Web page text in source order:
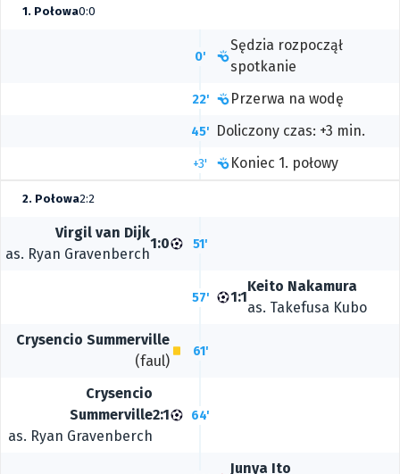
1. Połowa0:0
0'
Sędzia rozpoczął
spotkanie
22' Przerwa na wodę
45' Doliczony czas: +3 min.
+3' Koniec 1. połowy
2. Połowa2:2
1:0
Virgil van Dijk
as. Ryan Gravenberch
51'
57' 1:1
Keito Nakamura
as. Takefusa Kubo
Crysencio Summerville
(faul)
61'
2:1
Crysencio
Summerville
as. Ryan Gravenberch
64'
Junya Ito